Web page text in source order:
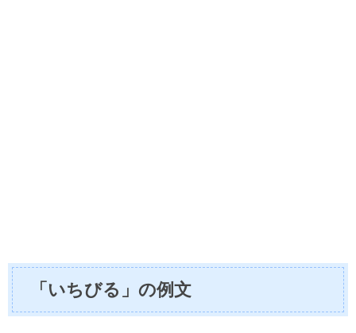
「いちびる」の例文